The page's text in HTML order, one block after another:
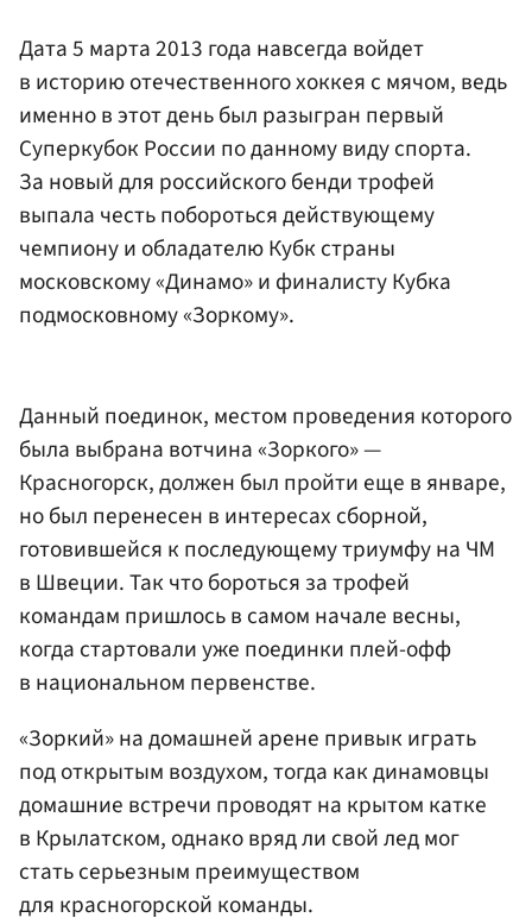
Дата 5 марта 2013 года навсегда войдет
в историю отечественного хоккея с мячом, ведь
именно в этот день был разыгран первый
Суперкубок России по данному виду спорта.
За новый для российского бенди трофей
выпала честь побороться действующему
чемпиону и обладателю Кубк страны
московскому «Динамо» и финалисту Кубка
подмосковному «Зоркому».
Данный поединок, местом проведения которого
была выбрана вотчина «Зоркого» —
Красногорск, должен был пройти еще в январе,
но был перенесен в интересах сборной,
готовившейся к последующему триумфу на ЧМ
в Швеции. Так что бороться за трофей
командам пришлось в самом начале весны,
когда стартовали уже поединки плей-офф
в национальном первенстве.
«Зоркий» на домашней арене привык играть
под открытым воздухом, тогда как динамовцы
домашние встречи проводят на крытом катке
в Крылатском, однако вряд ли свой лед мог
стать серьезным преимуществом
для красногорской команды.